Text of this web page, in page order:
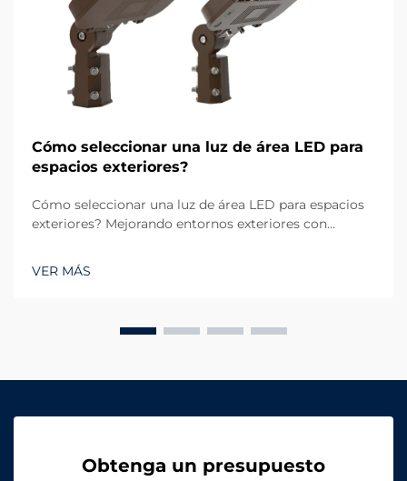
Cómo seleccionar una luz de área LED para
espacios exteriores?
Cómo seleccionar una luz de área LED para espacios
exteriores? Mejorando entornos exteriores con
desempeña un papel crucial tanto en funcionalidad
como en estética. Ya sea un gran estacionamiento, un
VER MÁS
Obtenga un presupuesto